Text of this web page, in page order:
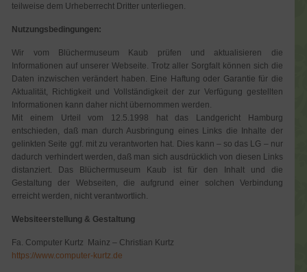
teilweise dem Urheberrecht Dritter unterliegen.
Nutzungsbedingungen:
Wir vom Blüchermuseum Kaub prüfen und aktualisieren die
Informationen auf unserer Webseite. Trotz aller Sorgfalt können sich die
Daten inzwischen verändert haben. Eine Haftung oder Garantie für die
Aktualität, Richtigkeit und Vollständigkeit der zur Verfügung gestellten
Informationen kann daher nicht übernommen werden.
Mit einem Urteil vom 12.5.1998 hat das Landgericht Hamburg
entschieden, daß man durch Ausbringung eines Links die Inhalte der
gelinkten Seite ggf. mit zu verantworten hat. Dies kann – so das LG – nur
dadurch verhindert werden, daß man sich ausdrücklich von diesen Links
distanziert. Das Blüchermuseum Kaub ist für den Inhalt und die
Gestaltung der Webseiten, die aufgrund einer solchen Verbindung
erreicht werden, nicht verantwortlich.
Websiteerstellung & Gestaltung
Fa. Computer Kurtz Mainz – Christian Kurtz
https://www.computer-kurtz.de